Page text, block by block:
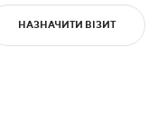
НАЗНАЧИТИ ВІЗИТ